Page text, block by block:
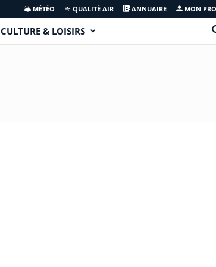
MÉTÉO QUALITÉ AIR ANNUAIRE MON
CULTURE & LOISIRS